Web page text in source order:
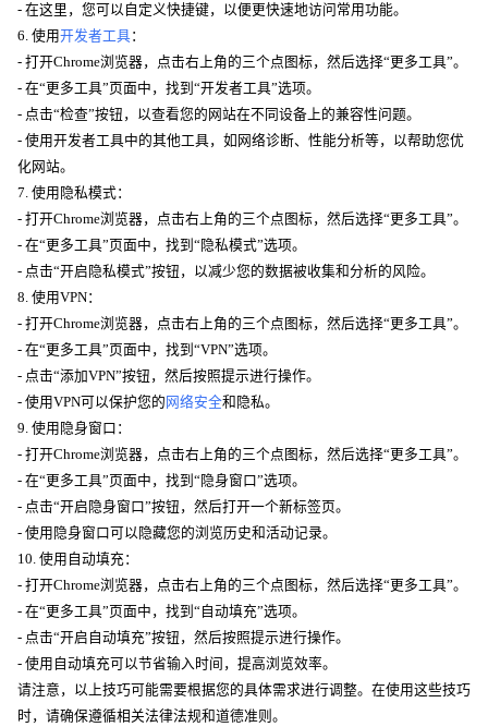
- 在这里，您可以自定义快捷键，以便更快速地访问常用功能。
6. 使用开发者工具：
- 打开Chrome浏览器，点击右上角的三个点图标，然后选择“更多工具”。
- 在“更多工具”页面中，找到“开发者工具”选项。
- 点击“检查”按钮，以查看您的网站在不同设备上的兼容性问题。
- 使用开发者工具中的其他工具，如网络诊断、性能分析等，以帮助您优
化网站。
7. 使用隐私模式：
- 打开Chrome浏览器，点击右上角的三个点图标，然后选择“更多工具”。
- 在“更多工具”页面中，找到“隐私模式”选项。
- 点击“开启隐私模式”按钮，以减少您的数据被收集和分析的风险。
8. 使用VPN：
- 打开Chrome浏览器，点击右上角的三个点图标，然后选择“更多工具”。
- 在“更多工具”页面中，找到“VPN”选项。
- 点击“添加VPN”按钮，然后按照提示进行操作。
- 使用VPN可以保护您的 网络安全和隐私。
9. 使用隐身窗口：
- 打开Chrome浏览器，点击右上角的三个点图标，然后选择“更多工具”。
- 在“更多工具”页面中，找到“隐身窗口”选项。
- 点击“开启隐身窗口”按钮，然后打开一个新标签页。
- 使用隐身窗口可以隐藏您的浏览历史和活动记录。
10. 使用自动填充：
- 打开Chrome浏览器，点击右上角的三个点图标，然后选择“更多工具”。
- 在“更多工具”页面中，找到“自动填充”选项。
- 点击“开启自动填充”按钮，然后按照提示进行操作。
- 使用自动填充可以节省输入时间，提高浏览效率。
请注意，以上技巧可能需要根据您的具体需求进行调整。在使用这些技巧
时，请确保遵循相关法律法规和道德准则。